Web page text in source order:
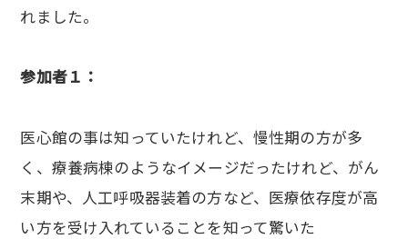
れました。
参加者１：
医心館の事は知っていたけれど、慢性期の方が多
く、療養病棟のようなイメージだったけれど、がん
末期や、人工呼吸器装着の方など、医療依存度が高
い方を受け入れていることを知って驚いた